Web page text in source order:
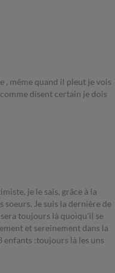
, même quand il pleut je vois
disent certain je dois
je le sais, grâce à la
soeurs. Je suis la dernière de
toujours là quoiqu’il se
et sereinement dans la
enfants :toujours là les uns